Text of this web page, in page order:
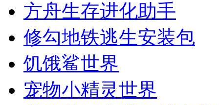
方舟生存进化助手
修勾地铁逃生安装包
饥饿鲨世界
宠物小精灵世界